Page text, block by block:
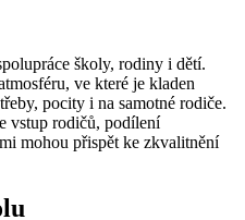
školy, rodiny i dětí.
ve které je kladen
pocity i na samotné rodiče.
vstup rodičů, podílení
mohou přispět ke zkvalitnění